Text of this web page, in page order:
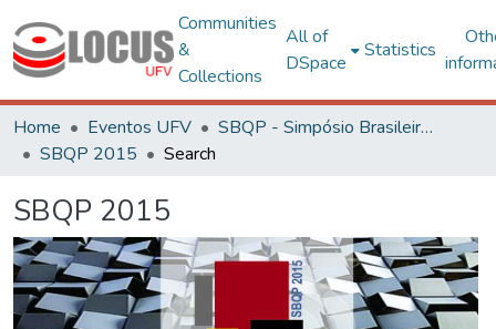
Communities
&
Collections
All of
DSpace
Statistics
Home Eventos UFV
SBQP - Simpósio Brasileiro de Qualidade do Projeto no Ambiente Construído
SBQP 2015
Search
SBQP 2015